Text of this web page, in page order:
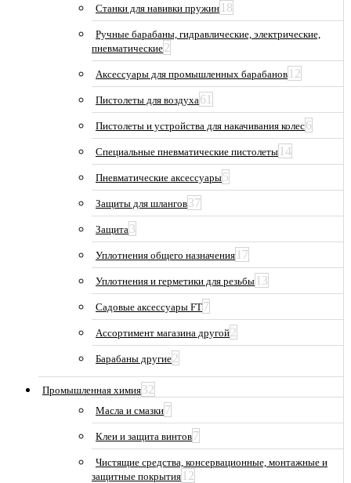
Станки для навивки пружин 18
Ручные барабаны, гидравлические, электрические,
пневматические2
Аксессуары для промышленных барабанов 12
Пистолеты для воздуха61
Пистолеты и устройства для накачивания колес6
Специальные пневматические пистолеты 14
Пневматические аксессуары5
Защиты для шлангов37
Защита3
Уплотнения общего назначения 17
Уплотнения и герметики для резьбы 13
Садовые аксессуары FT7
Ассортимент магазина другой2
Барабаны другие2
Промышленная химия32
Масла и смазки7
Клеи и защита винтов7
Чистящие средства, консервационные, монтажные и
защитные покрытия 12